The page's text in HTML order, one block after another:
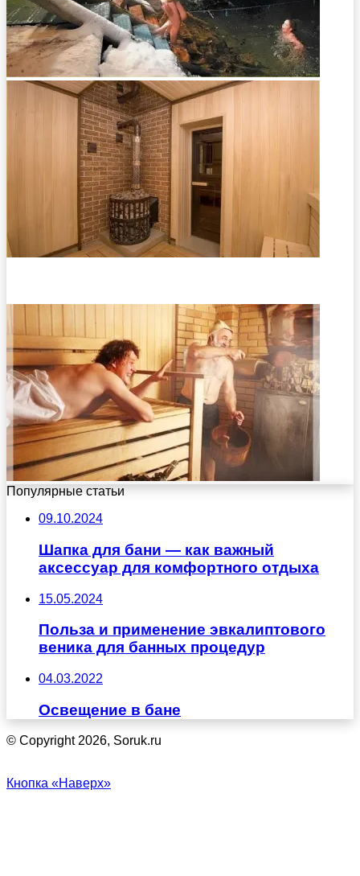
Популярные статьи
09.10.2024
Шапка для бани — как важный
аксессуар для комфортного отдыха
15.05.2024
Польза и применение эвкалиптового
веника для банных процедур
04.03.2022
Освещение в бане
© Copyright 2026, Soruk.ru
Кнопка «Наверх»